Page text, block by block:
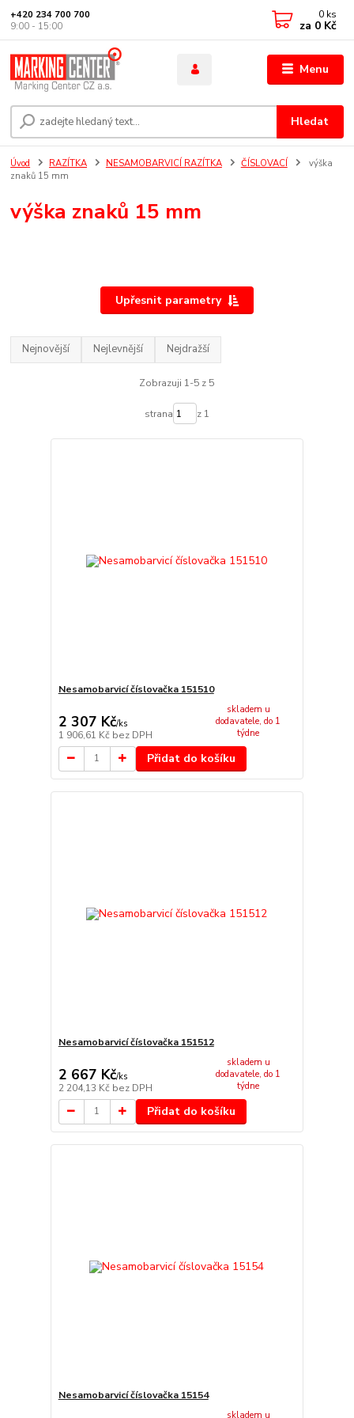
Menu
Hledat
+420 234 700 700
9:00 - 15:00
0 ks
za 0 Kč
Úvod RAZÍTKA NESAMOBARVICÍ RAZÍTKA ČÍSLOVACÍ
výška
znaků 15 mm
výška znaků 15 mm
Upřesnit parametry
Nejnovější Nejlevnější Nejdražší
Zobrazuji 1-5 z 5
strana z 1
Nesamobarvicí číslovačka 151510
2 307 Kč/ks
1 906,61 Kč bez DPH
skladem u
dodavatele, do 1
týdne
Přidat do košíku
Nesamobarvicí číslovačka 151512
2 667 Kč/ks
2 204,13 Kč bez DPH
skladem u
dodavatele, do 1
týdne
Přidat do košíku
Nesamobarvicí číslovačka 15154
skladem u